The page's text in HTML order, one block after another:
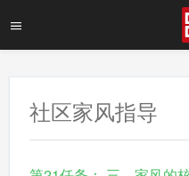
社区家风指导